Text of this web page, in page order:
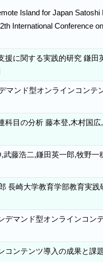
Island for Japan
International Conference
に関する実践的研究 鎌田
マンド型オンラインコンテ
目の分析 藤本登,木村国
藤浩二,鎌田英一郎,牧野一
長崎大学教育学部教育実践
マンド型オンラインコン
ンテンツ導入の成果と課